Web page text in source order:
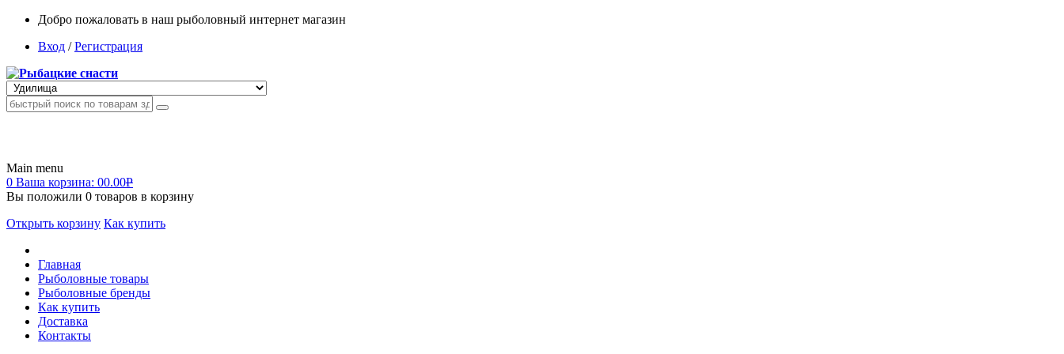
Добро пожаловать в наш рыболовный интернет магазин
Вход /Регистрация
Main menu
0 Ваша корзина: 00.00Р
Вы положили 0 товаров в корзину
Открыть корзину Как купить
Главная
Рыболовные товары
Рыболовные бренды
Как купить
Доставка
Контакты